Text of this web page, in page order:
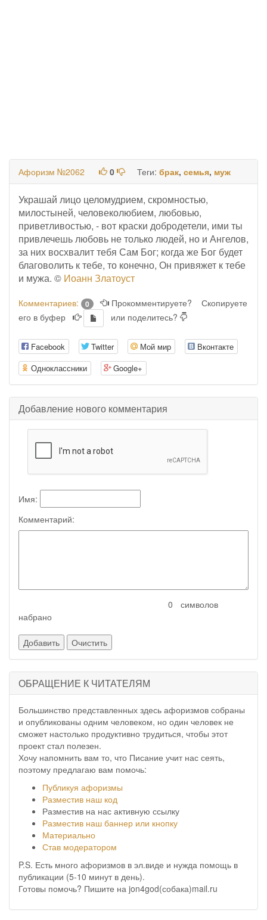
Афоризм №2062 0 Теги: брак, семья, муж
Украшай лицо целомудрием, скромностью,
милостыней, человеколюбием, любовью,
приветливостью, - вот краски добродетели, ими ты
привлечешь любовь не только людей, но и Ангелов,
за них восхвалит тебя Сам Бог; когда же Бог будет
благоволить к тебе, то конечно, Он привяжет к тебе
и мужа. © Иоанн Златоуст
Комментариев: 0 Прокомментируете?
Скопируете
его в буфер
или поделитесь?
Facebook Twitter Мой мир
Вконтакте
Одноклассники
Google+
Добавление нового комментария
Имя:
Комментарий:
символов
набрано
ОБРАЩЕНИЕ К ЧИТАТЕЛЯМ
Большинство представленных здесь афоризмов собраны
и опубликованы одним человеком, но один человек не
сможет настолько продуктивно трудиться, чтобы этот
проект стал полезен.
Хочу напомнить вам то, что Писание учит нас сеять,
поэтому предлагаю вам помочь:
Публикуя афоризмы
Разместив наш код
Разместив на нас активную ссылку
Разместив наш баннер или кнопку
Материально
Став модератором
P.S. Есть много афоризмов в эл.виде и нужда помощь в
публикации (5-10 минут в день).
Готовы помочь? Пишите на jon4god(собака)mail.ru